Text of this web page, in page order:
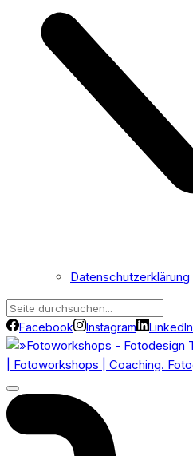
Datenschutzerklärung
Facebook Instagram LinkedIn